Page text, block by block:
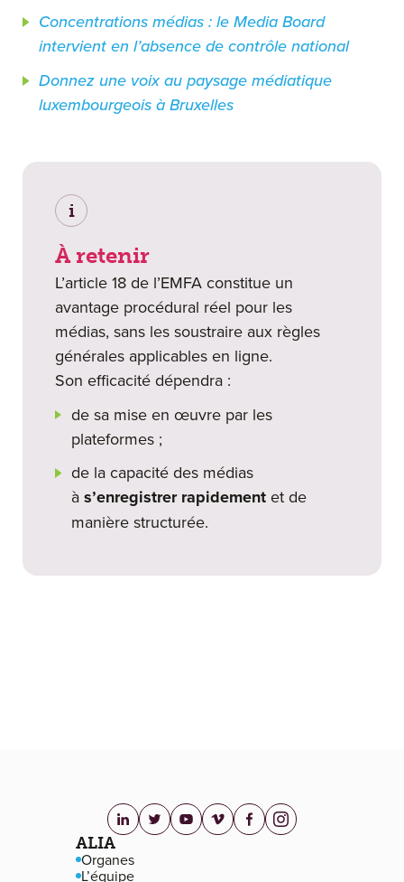
Concentrations médias : le Media Board
intervient en l’absence de contrôle national
Donnez une voix au paysage médiatique
luxembourgeois à Bruxelles
i
À retenir
L’article 18 de l’EMFA constitue un
avantage procédural réel pour les
médias, sans les soustraire aux règles
générales applicables en ligne.
Son efficacité dépendra :
de sa mise en œuvre par les
plateformes ;
de la capacité des médias
à s’enregistrer rapidement et de
manière structurée.
linkedin.com
twitter.com
youtube.com
vimeo.com
facebook.com
instagram.com
Navigation de pied de page
ALIA
Organes
L’équipe